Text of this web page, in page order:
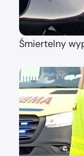
Śmiertelny